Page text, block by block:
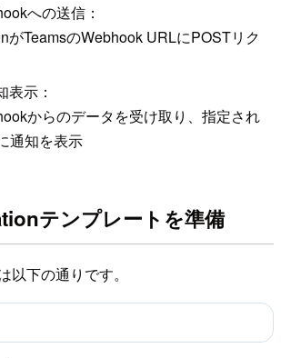
への送信：
がTeamsのWebhook URLにPOSTリク
表示：
からのデータを受け取り、指定され
通知を表示
テンプレートを準備
以下の通りです。